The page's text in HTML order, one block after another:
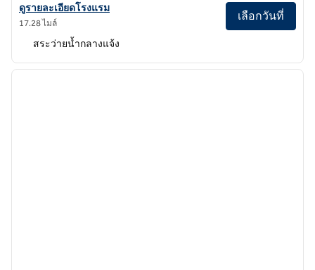
ดูรายละเอียดโรงแรมสําหรับ Hilton Los Angeles North/Glendale &
ดูรายละเอียดโรงแรม
17.28 ไมล์
เลือกวันที่
สระว่ายน้ำกลางแจ้ง
1 จาก 13
ภาพถั